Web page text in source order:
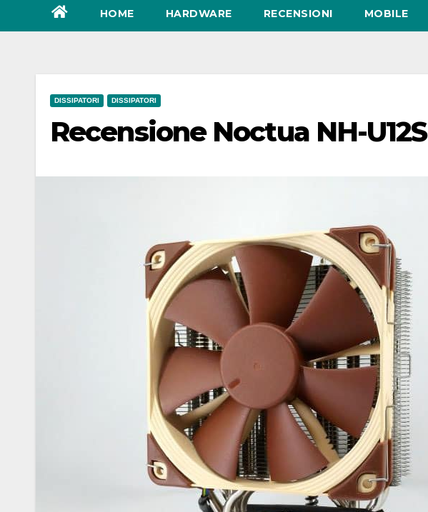
HOME HARDWARE RECENSIONI MOBILE
DISSIPATORI DISSIPATORI
Recensione Noctua NH-U12S